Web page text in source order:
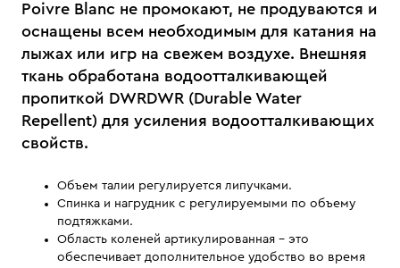
Poivre Blanc не промокают, не продуваются и
оснащены всем необходимым для катания на
лыжах или игр на свежем воздухе. Внешняя
ткань обработана водоотталкивающей
пропиткой DWRDWR (Durable Water
Repellent) для усиления водоотталкивающих
свойств.
Объем талии регулируется липучками.
Спинка и нагрудник с регулируемыми по объему
подтяжками.
Область коленей артикулированная - это
обеспечивает дополнительное удобство во время